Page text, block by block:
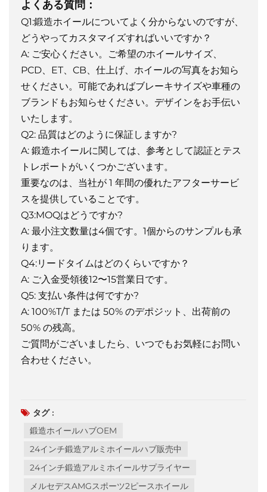
よくある質問：
Q1:鍛造ホイールについてよく分からないのですが、
どうやってカスタマイズすればいいですか？
A: ご安心ください。ご希望のホイールサイズ、
PCD、ET、CB、仕上げ、ホイールの写真をお知ら
せください。可能であればブレーキサイズや車種の
ブランドもお知らせください。デザインをお手伝い
いたします。
Q2: 品質はどのように保証しますか?
A: 鍛造ホイールに関しては、参考として認証とテス
トレポートがいくつかございます。
重要なのは、当社が 1 年間の優れたアフターサービ
スを提供していることです。
Q3:MOQはどうですか?
A: 最小注文数量は4個です。1個からのサンプルも承
ります。
Q4:リードタイムはどのくらいですか？
A: ご入金受領後12〜15営業日です。
Q5: 支払い条件は何ですか?
A: 100%T/T または 50% のデポジット、出荷前の
50% の残高。
ご質問がございましたら、いつでもお気軽にお問い
合わせください。
タグ :
鍛造ホイールハブOEM
24インチ鍛造アルミホイールハブ販売中
24インチ鍛造アルミホイールサプライヤー
メルセデスAMGスポーツ2ピースホイール